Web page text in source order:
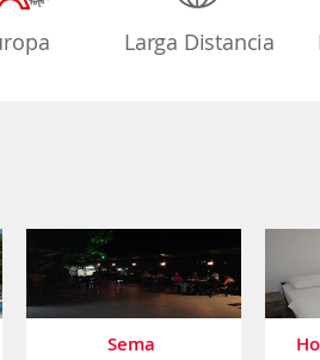
Larga Distancia
Sema